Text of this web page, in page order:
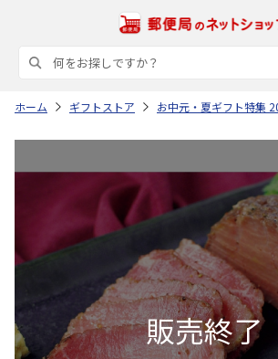
ホーム ギフトストア お中元・夏ギフト特集